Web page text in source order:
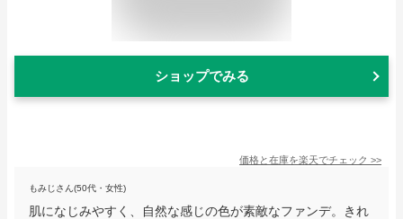
ショップでみる
価格と在庫を楽天でチェック >>
もみじさん(50代・女性)
肌になじみやすく、自然な感じの色が素敵なファンデ。きれ